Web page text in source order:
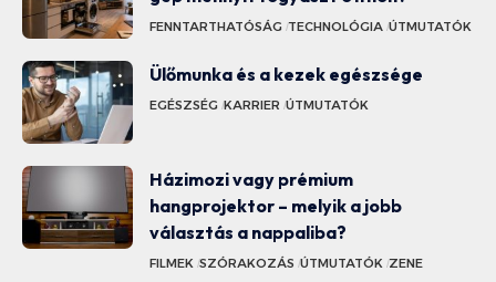
FENNTARTHATÓSÁG TECHNOLÓGIA ÚTMUTATÓK
Ülőmunka és a kezek egészsége
EGÉSZSÉG KARRIER ÚTMUTATÓK
Házimozi vagy prémium
hangprojektor – melyik a jobb
választás a nappaliba?
FILMEK SZÓRAKOZÁS ÚTMUTATÓK ZENE